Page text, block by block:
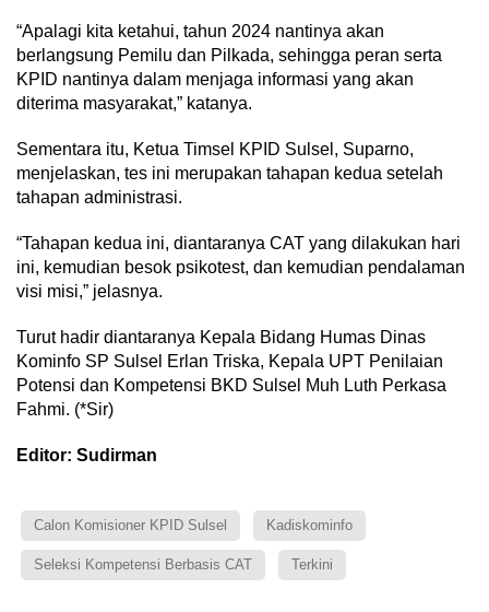
“Apalagi kita ketahui, tahun 2024 nantinya akan
berlangsung Pemilu dan Pilkada, sehingga peran serta
KPID nantinya dalam menjaga informasi yang akan
diterima masyarakat,” katanya.
Sementara itu, Ketua Timsel KPID Sulsel, Suparno,
menjelaskan, tes ini merupakan tahapan kedua setelah
tahapan administrasi.
“Tahapan kedua ini, diantaranya CAT yang dilakukan hari
ini, kemudian besok psikotest, dan kemudian pendalaman
visi misi,” jelasnya.
Turut hadir diantaranya Kepala Bidang Humas Dinas
Kominfo SP Sulsel Erlan Triska, Kepala UPT Penilaian
Potensi dan Kompetensi BKD Sulsel Muh Luth Perkasa
Fahmi. (*Sir)
Editor: Sudirman
Calon Komisioner KPID Sulsel Kadiskominfo
Seleksi Kompetensi Berbasis CAT Terkini